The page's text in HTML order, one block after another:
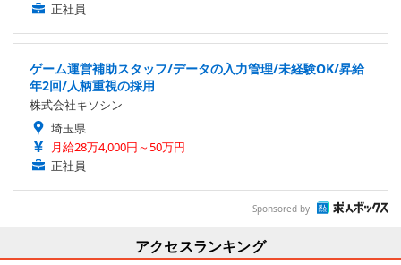
正社員
ゲーム運営補助スタッフ/データの入力管理/未経験OK/昇給
年2回/人柄重視の採用
株式会社キソシン
埼玉県
月給28万4,000円～50万円
正社員
Sponsored by
アクセスランキング